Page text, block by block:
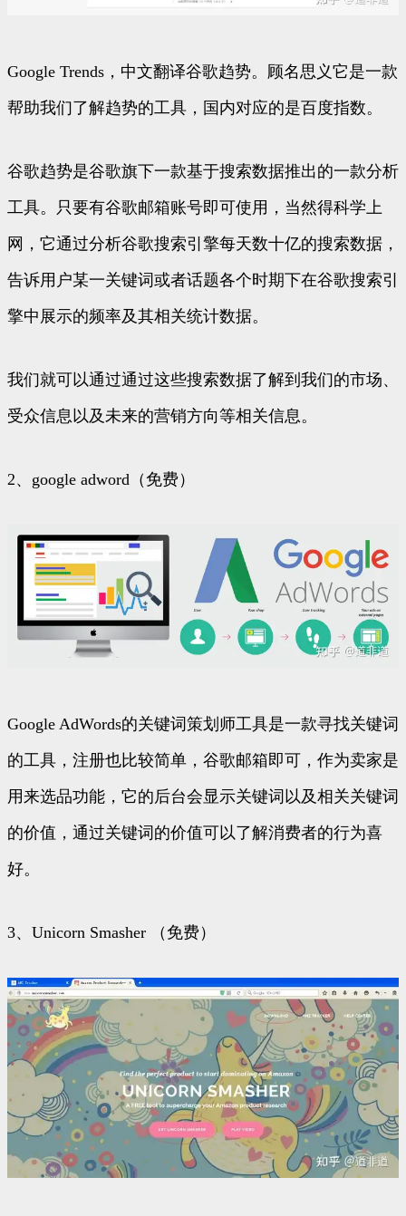
Google Trends，中文翻译谷歌趋势。顾名思义它是一款
帮助我们了解趋势的工具，国内对应的是百度指数。
谷歌趋势是谷歌旗下一款基于搜索数据推出的一款分析
工具。只要有谷歌邮箱账号即可使用，当然得科学上
网，它通过分析谷歌搜索引擎每天数十亿的搜索数据，
告诉用户某一关键词或者话题各个时期下在谷歌搜索引
擎中展示的频率及其相关统计数据。
我们就可以通过通过这些搜索数据了解到我们的市场、
受众信息以及未来的营销方向等相关信息。
2、google adword（免费）
Google AdWords的关键词策划师工具是一款寻找关键词
的工具，注册也比较简单，谷歌邮箱即可，作为卖家是
用来选品功能，它的后台会显示关键词以及相关关键词
的价值，通过关键词的价值可以了解消费者的行为喜
好。
3、Unicorn Smasher （免费）